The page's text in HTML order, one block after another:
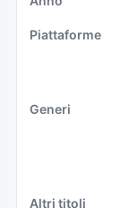
Piattaforme
Generi
Altri titoli